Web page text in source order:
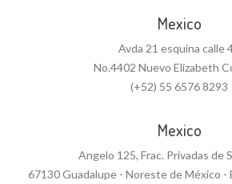
Mexico
Avda 21 esquina calle
No.4402 Nuevo Elizabeth
(+52) 55 6576 8293
Mexico
Angelo 125, Frac. Privadas de
67130 Guadalupe - Noreste de México -